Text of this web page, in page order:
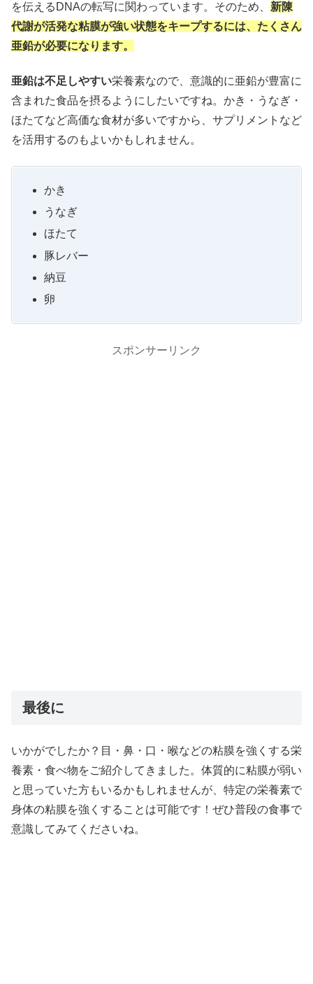
を伝えるDNAの転写に関わっています。そのため、 新陳
代謝が活発な粘膜が強い状態をキープするには、たくさん
亜鉛が必要になります。
亜鉛は不足しやすい栄養素なので、意識的に亜鉛が豊富に
含まれた食品を摂るようにしたいですね。かき・うなぎ・
ほたてなど高価な食材が多いですから、サプリメントなど
を活用するのもよいかもしれません。
かき
うなぎ
ほたて
豚レバー
納豆
卵
スポンサーリンク
最後に
いかがでしたか？目・鼻・口・喉などの粘膜を強くする栄
養素・食べ物をご紹介してきました。体質的に粘膜が弱い
と思っていた方もいるかもしれませんが、特定の栄養素で
身体の粘膜を強くすることは可能です！ぜひ普段の食事で
意識してみてくださいね。